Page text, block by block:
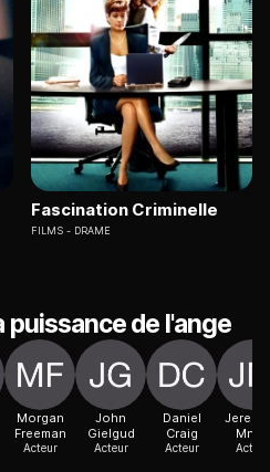
Fascination Criminelle
FILMS DRAME
puissance de l'ange
Morgan
Freeman
Acteur
John
Gielgud
Acteur
Daniel
Craig
Acteur
Mnisi
Acteur